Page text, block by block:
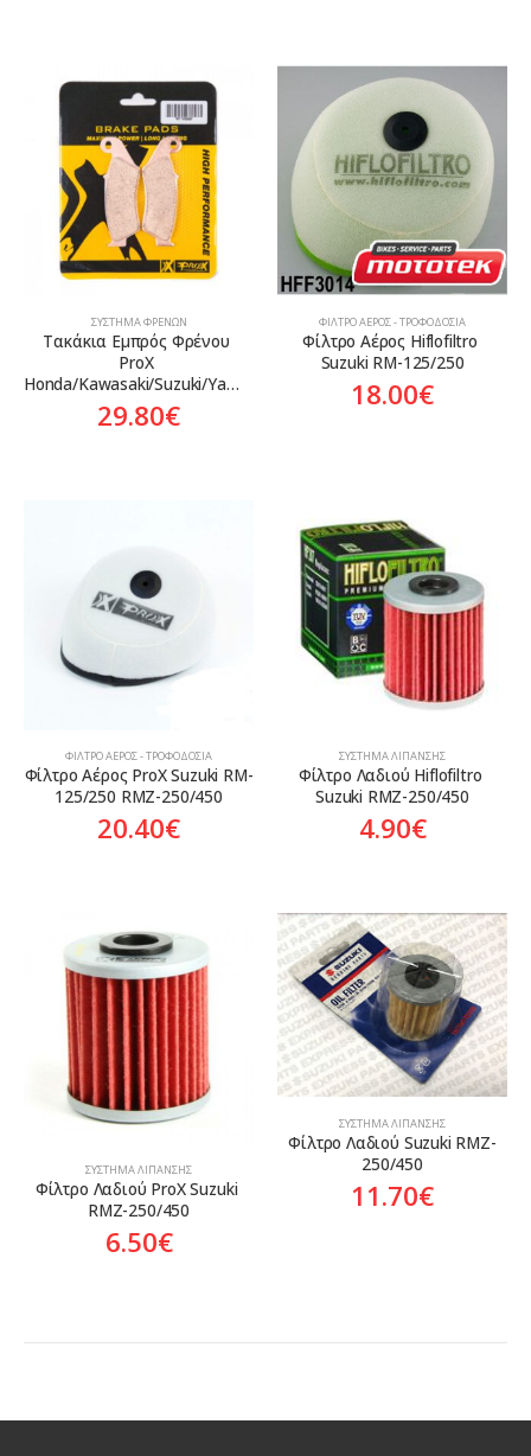
ΣΎΣΤΗΜΑ ΦΡΈΝΩΝ
Τακάκια Εμπρός Φρένου
ProX
Honda/Kawasaki/Suzuki/Yamaha
29.80€
ΦΊΛΤΡΟ ΑΈΡΟΣ - ΤΡΟΦΟΔΟΣΊΑ
Φίλτρο Αέρος Hiflofiltro
Suzuki RM-125/250
18.00€
ΦΊΛΤΡΟ ΑΈΡΟΣ - ΤΡΟΦΟΔΟΣΊΑ
Φίλτρο Αέρος ProX Suzuki RM-
125/250 RMZ-250/450
20.40€
ΣΎΣΤΗΜΑ ΛΊΠΑΝΣΗΣ
Φίλτρο Λαδιού Hiflofiltro
Suzuki RMZ-250/450
4.90€
ΣΎΣΤΗΜΑ ΛΊΠΑΝΣΗΣ
Φίλτρο Λαδιού ProX Suzuki
RMZ-250/450
6.50€
ΣΎΣΤΗΜΑ ΛΊΠΑΝΣΗΣ
Φίλτρο Λαδιού Suzuki RMZ-
250/450
11.70€